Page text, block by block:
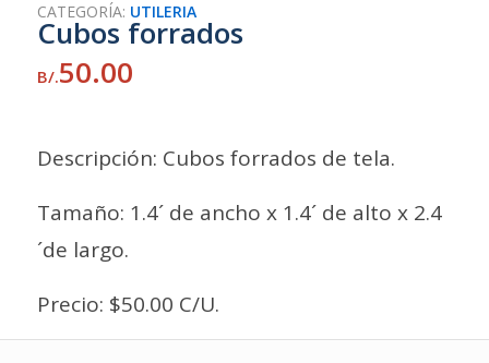
CATEGORÍA: UTILERIA
Cubos forrados
B/.50.00
Descripción: Cubos forrados de tela.
Tamaño: 1.4´ de ancho x 1.4´ de alto x 2.4
´de largo.
Precio: $50.00 C/U.